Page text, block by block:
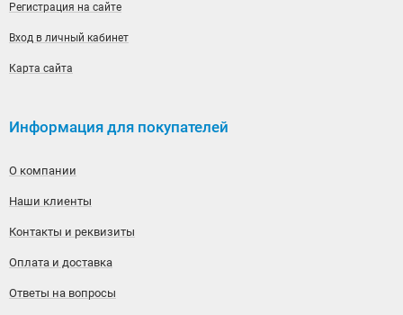
Регистрация на сайте
Вход в личный кабинет
Карта сайта
Информация для покупателей
О компании
Наши клиенты
Контакты и реквизиты
Оплата и доставка
Ответы на вопросы